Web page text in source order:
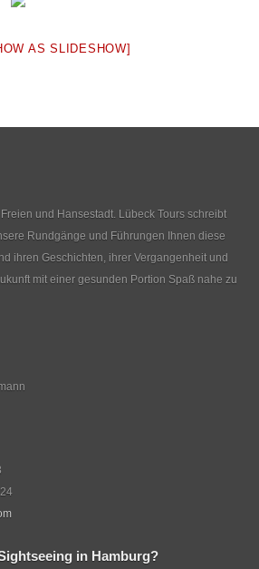
AS SLIDESHOW]
und Hansestadt. Lübeck Tours schreibt
Rundgänge und Führungen Ihnen diese
ihren Geschichten, ihrer Vergangenheit und
mit einer gesunden Portion Spaß nahe zu
in Hamburg?